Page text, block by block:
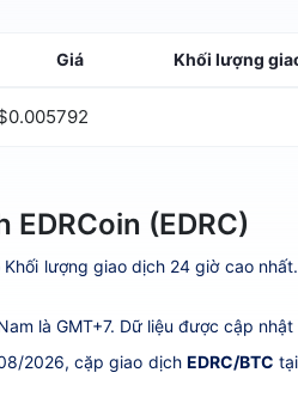
Giá Khối lượng
(EDRC)
Khối lượng giao dịch 24 giờ cao
là GMT+7. Dữ liệu được cập
2026, cặp giao dịch EDRC/BTC